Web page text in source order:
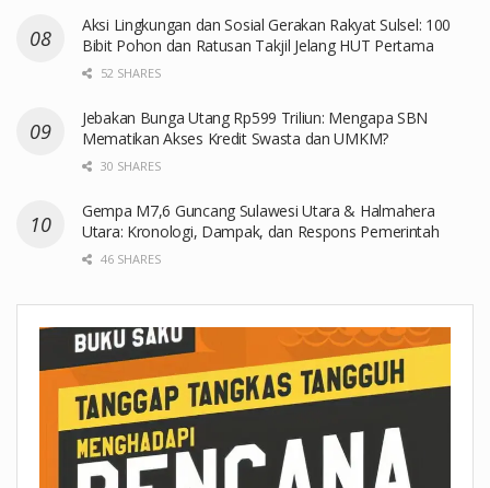
Aksi Lingkungan dan Sosial Gerakan Rakyat Sulsel: 100
Bibit Pohon dan Ratusan Takjil Jelang HUT Pertama
52 SHARES
Jebakan Bunga Utang Rp599 Triliun: Mengapa SBN
Mematikan Akses Kredit Swasta dan UMKM?
30 SHARES
Gempa M7,6 Guncang Sulawesi Utara & Halmahera
Utara: Kronologi, Dampak, dan Respons Pemerintah
46 SHARES